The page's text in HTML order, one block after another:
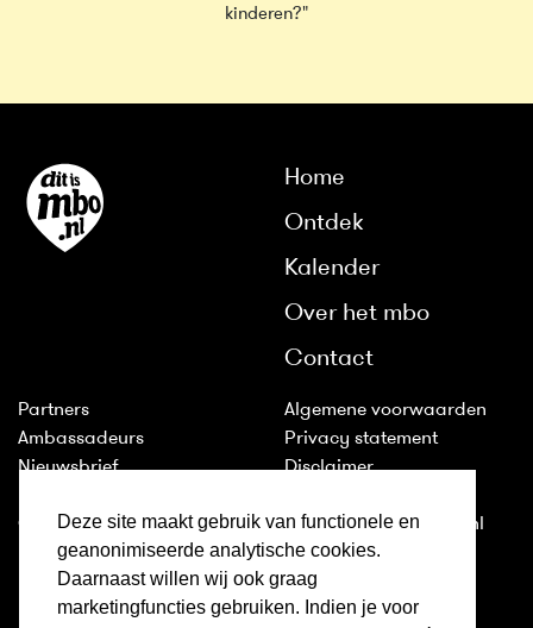
Deze site maakt gebruik van functionele en
geanonimiseerde analytische cookies.
Daarnaast willen wij ook graag
marketingfuncties gebruiken. Indien je voor
kinderen?"
Home
Ontdek
Kalender
Over het mbo
Contact
Partners
Ambassadeurs
Nieuwsbrief
Colofon
Algemene voorwaarden
Privacy statement
Disclaimer
2011-2026 © ditismbo.nl
Inloggen